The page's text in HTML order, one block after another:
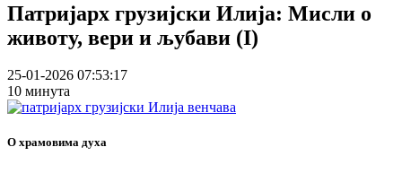
Патријарх грузијски Илија: Мисли о
животу, вери и љубави (I)
25-01-2026 07:53:17
10 минута
О храмовима духа